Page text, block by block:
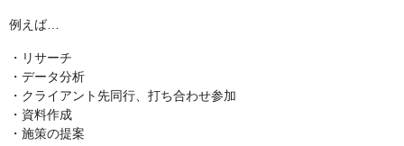
例えば…
・リサーチ
・データ分析
・クライアント先同行、打ち合わせ参加
・資料作成
・施策の提案